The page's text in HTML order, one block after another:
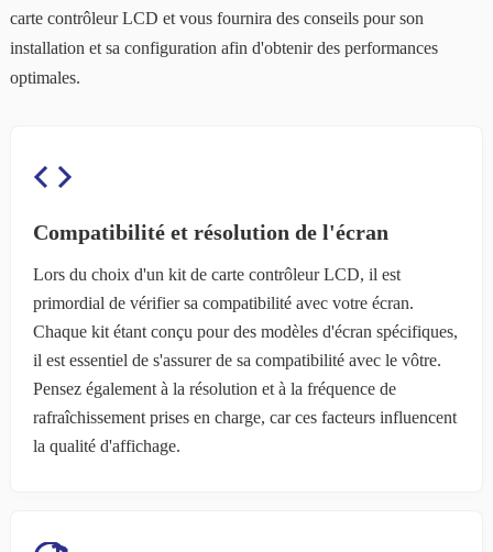
carte contrôleur LCD et vous fournira des conseils pour son
installation et sa configuration afin d'obtenir des performances
optimales.
Compatibilité et résolution de l'écran
Lors du choix d'un kit de carte contrôleur LCD, il est
primordial de vérifier sa compatibilité avec votre écran.
Chaque kit étant conçu pour des modèles d'écran spécifiques,
il est essentiel de s'assurer de sa compatibilité avec le vôtre.
Pensez également à la résolution et à la fréquence de
rafraîchissement prises en charge, car ces facteurs influencent
la qualité d'affichage.